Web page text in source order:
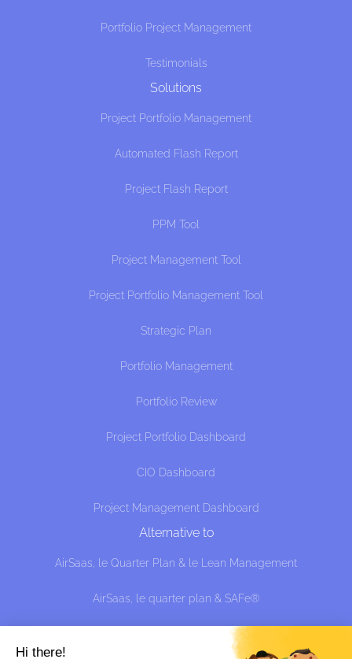
Hi there!
Portfolio Project Management
Testimonials
Solutions
Project Portfolio Management
Automated Flash Report
Project Flash Report
PPM Tool
Project Management Tool
Project Portfolio Management Tool
Strategic Plan
Portfolio Management
Portfolio Review
Project Portfolio Dashboard
CIO Dashboard
Project Management Dashboard
Alternative to
AirSaas, le Quarter Plan & le Lean Management
AirSaas, le quarter plan & SAFe®
AirSaaS the Quarter Plan and the effective approach:
managing uncertainty without predicting, shit?